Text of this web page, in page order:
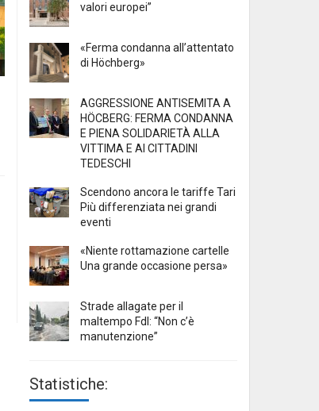
valori europei”
«Ferma condanna all’attentato
di Höchberg»
AGGRESSIONE ANTISEMITA A
HÖCBERG: FERMA CONDANNA
E PIENA SOLIDARIETÀ ALLA
VITTIMA E AI CITTADINI
TEDESCHI
Scendono ancora le tariffe Tari
Più differenziata nei grandi
eventi
«Niente rottamazione cartelle
Una grande occasione persa»
Strade allagate per il
maltempo FdI: “Non c’è
manutenzione”
Statistiche: